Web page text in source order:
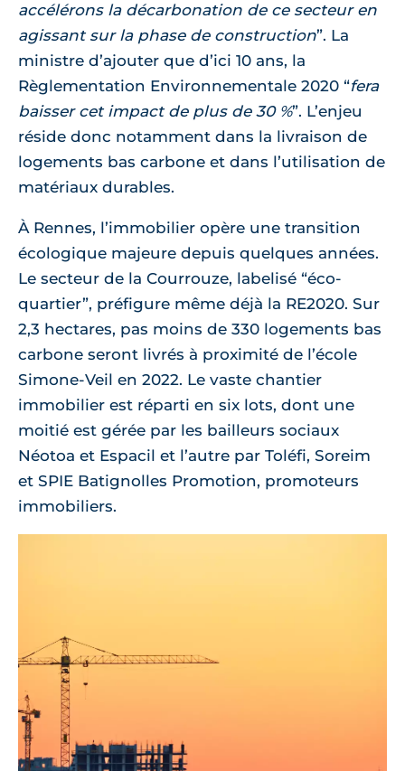
accélérons la décarbonation de ce secteur en
agissant sur la phase de construction”. La
ministre d’ajouter que d’ici 10 ans, la
Règlementation Environnementale 2020 “fera
baisser cet impact de plus de 30 %”. L’enjeu
réside donc notamment dans la livraison de
logements bas carbone et dans l’utilisation de
matériaux durables.
À Rennes, l’immobilier opère une transition
écologique majeure depuis quelques années.
Le secteur de la Courrouze, labelisé “éco-
quartier”, préfigure même déjà la RE2020. Sur
2,3 hectares, pas moins de 330 logements bas
carbone seront livrés à proximité de l’école
Simone-Veil en 2022. Le vaste chantier
immobilier est réparti en six lots, dont une
moitié est gérée par les bailleurs sociaux
Néotoa et Espacil et l’autre par Toléfi, Soreim
et SPIE Batignolles Promotion, promoteurs
immobiliers.